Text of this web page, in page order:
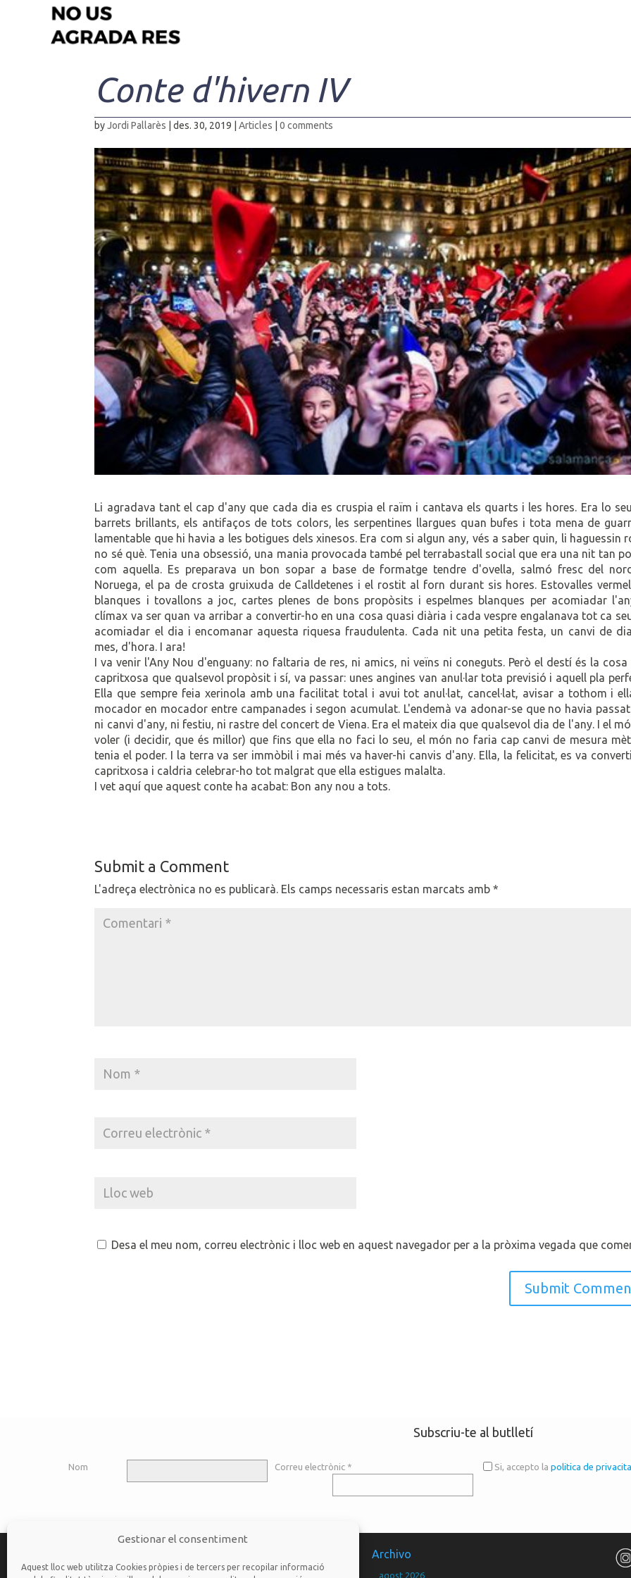
Gestionar el consentiment
Aquest lloc web utilitza Cookies pròpies i de tercers per recopilar informació
Conte d'hivern IV
byJordi Pallarès |des. 30, 2019 |Articles |0 comments
Li agradava tant el cap d'any que cada dia es cruspia el raïm i cantava els quarts i les hores. Era lo
barrets brillants, els antifaços de tots colors, les serpentines llargues quan bufes i tota mena de
lamentable que hi havia a les botigues dels xinesos. Era com si algun any, vés a saber quin, li haguessin
no sé què. Tenia una obsessió, una mania provocada també pel terrabastall social que era una nit tan
com aquella. Es preparava un bon sopar a base de formatge tendre d'ovella, salmó fresc del
Noruega, el pa de crosta gruixuda de Calldetenes i el rostit al forn durant sis hores. Estovalles
blanques i tovallons a joc, cartes plenes de bons propòsits i espelmes blanques per acomiadar
clímax va ser quan va arribar a convertir-ho en una cosa quasi diària i cada vespre engalanava tot ca
acomiadar el dia i encomanar aquesta riquesa fraudulenta. Cada nit una petita festa, un canvi de
mes, d'hora. I ara!
I va venir l'Any Nou d'enguany: no faltaria de res, ni amics, ni veïns ni coneguts. Però el destí és la cosa
capritxosa que qualsevol propòsit i sí, va passar: unes angines van anul·lar tota previsió i aquell pla
Ella que sempre feia xerinola amb una facilitat total i avui tot anul·lat, cancel·lat, avisar a tothom i
mocador en mocador entre campanades i segon acumulat. L'endemà va adonar-se que no havia
ni canvi d'any, ni festiu, ni rastre del concert de Viena. Era el mateix dia que qualsevol dia de l'any. I el
voler (i decidir, que és millor) que fins que ella no faci lo seu, el món no faria cap canvi de mesura
tenia el poder. I la terra va ser immòbil i mai més va haver-hi canvis d'any. Ella, la felicitat, es va
capritxosa i caldria celebrar-ho tot malgrat que ella estigues malalta.
I vet aquí que aquest conte ha acabat: Bon any nou a tots.
Submit a Comment
L'adreça electrònica no es publicarà. Els camps necessaris estan marcats amb*
Desa el meu nom, correu electrònic i lloc web en aquest navegador per a la pròxima vegada que
Subscriu-te al butlletí
Nom Correu electrònic * Si, accepto la politica de
Articles (334)
Archivo
agost 2026